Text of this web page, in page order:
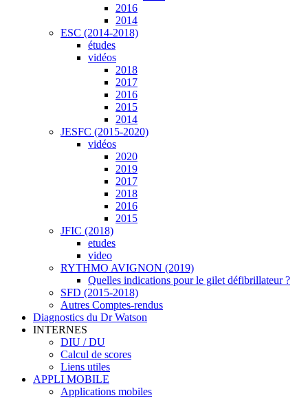
2016
2014
ESC (2014-2018)
études
vidéos
2018
2017
2016
2015
2014
JESFC (2015-2020)
vidéos
2020
2019
2017
2018
2016
2015
JFIC (2018)
etudes
video
RYTHMO AVIGNON (2019)
Quelles indications pour le gilet défibrillateur ?
SFD (2015-2018)
Autres Comptes-rendus
Diagnostics du Dr Watson
INTERNES
DIU / DU
Calcul de scores
Liens utiles
APPLI MOBILE
Applications mobiles